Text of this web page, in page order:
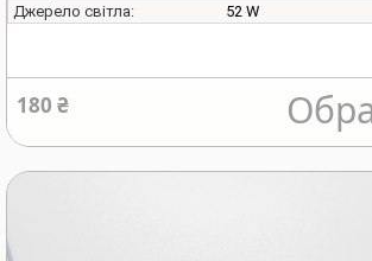
Джерело світла:
52 W
180 ₴